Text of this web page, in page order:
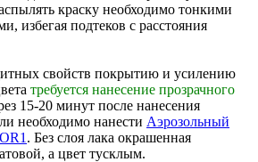
краску необходимо тонкими
избегая подтеков с расстояния
свойств покрытию и усилению
требуется нанесение прозрачного
15‑20 минут после нанесения
необходимо нанести Аэрозольный
. Без слоя лака окрашенная
а цвет тусклым.